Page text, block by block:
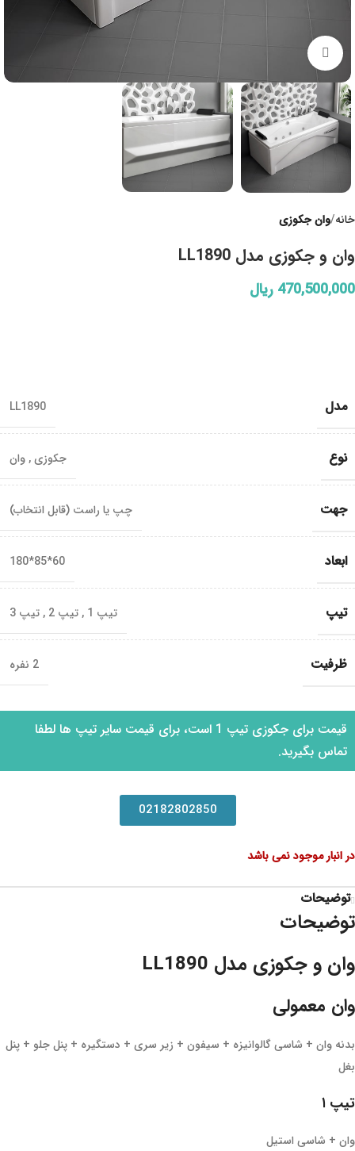
Click to enlarge
خانه وان جکوزی
وان و جکوزی مدل LL1890
470,500,000 ریال
مدل LL1890
نوع جکوزی,وان
جهت چپ یا راست (قابل انتخاب)
ابعاد 60*85*180
تیپ تیپ 1 ,تیپ 2 ,تیپ 3
ظرفیت 2 نفره
قیمت برای جکوزی تیپ 1 است، برای قیمت سایر تیپ ها لطفا
تماس بگیرید.
02182802850
در انبار موجود نمی باشد
توضیحات
توضیحات
وان و جکوزی مدل LL1890
وان معمولی
بدنه وان + شاسی گالوانیزه + سیفون + زیر سری + دستگیره + پنل جلو + پنل
بغل
تیپ ۱
وان + شاسی استیل